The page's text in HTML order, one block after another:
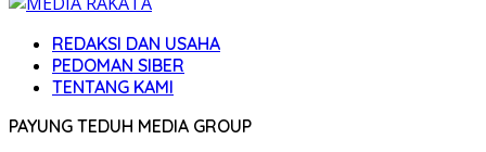
REDAKSI DAN USAHA
PEDOMAN SIBER
TENTANG KAMI
PAYUNG TEDUH MEDIA GROUP